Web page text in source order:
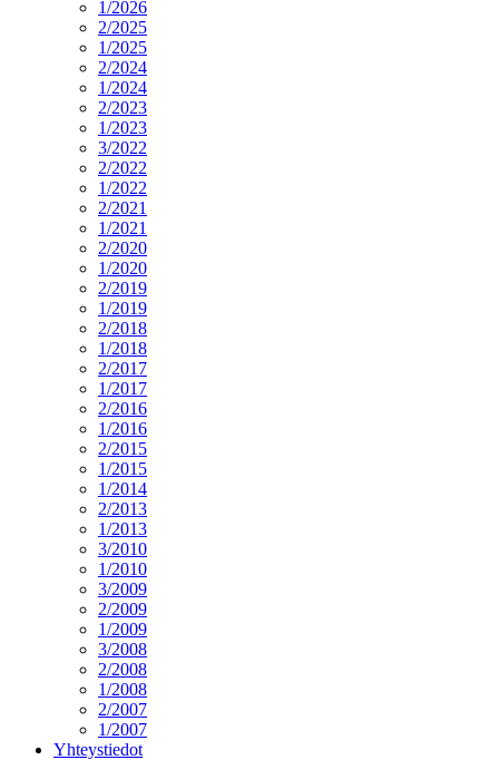
1/2026
2/2025
1/2025
2/2024
1/2024
2/2023
1/2023
3/2022
2/2022
1/2022
2/2021
1/2021
2/2020
1/2020
2/2019
1/2019
2/2018
1/2018
2/2017
1/2017
2/2016
1/2016
2/2015
1/2015
1/2014
2/2013
1/2013
3/2010
1/2010
3/2009
2/2009
1/2009
3/2008
2/2008
1/2008
2/2007
1/2007
Yhteystiedot